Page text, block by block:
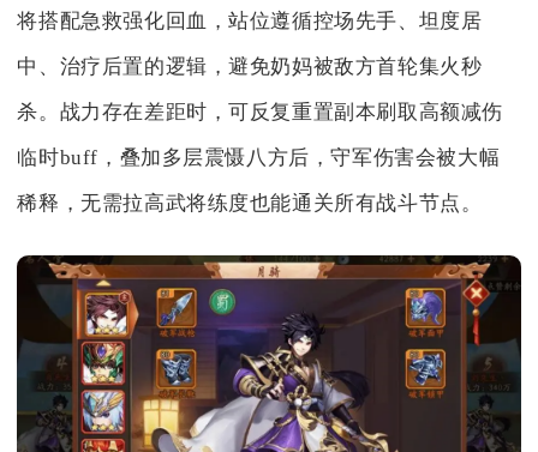
将搭配急救强化回血，站位遵循控场先手、坦度居
中、治疗后置的逻辑，避免奶妈被敌方首轮集火秒
杀。战力存在差距时，可反复重置副本刷取高额减伤
临时buff，叠加多层震慑八方后，守军伤害会被大幅
稀释，无需拉高武将练度也能通关所有战斗节点。